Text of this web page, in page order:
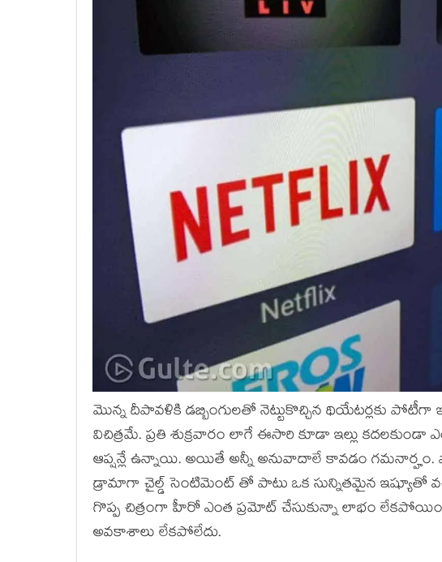
మొన్న దీపావళికి డబ్బింగులతో నెట్టుకొచ్చిన థియేటర్లకు పోటీగా
విచిత్రమే. ప్రతి శుక్రవారం లాగే ఈసారి కూడా ఇల్లు కదలకుండా
ఆప్షన్లే ఉన్నాయి. అయితే అన్నీ అనువాదాలే కావడం గమనార్హం.
డ్రామాగా చైల్డ్ సెంటిమెంట్ తో పాటు ఒక సున్నితమైన ఇష్యూతో
గొప్ప చిత్రంగా హీరో ఎంత ప్రమోట్ చేసుకున్నా లాభం
అవకాశాలు లేకపోలేదు.